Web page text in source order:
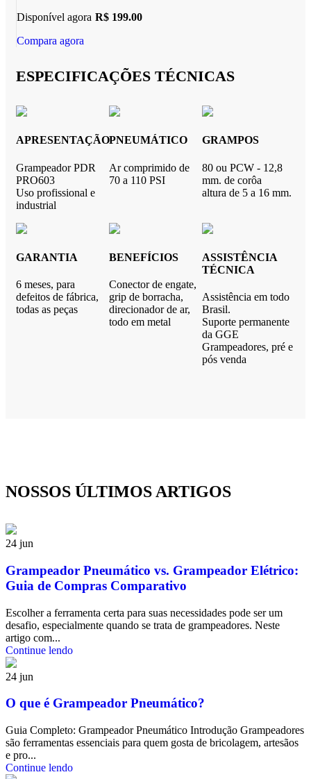
ESPECIFICAÇÕES TÉCNICAS
APRESENTAÇÃO
Grampeador PDR
PRO603
Uso profissional e
industrial
PNEUMÁTICO
Ar comprimido de
70 a 110 PSI
GRAMPOS
80 ou PCW - 12,8
mm. de corôa
altura de 5 a 16 mm.
GARANTIA
6 meses, para
defeitos de fábrica,
todas as peças
BENEFÍCIOS
Conector de engate,
grip de borracha,
direcionador de ar,
todo em metal
ASSISTÊNCIA
TÉCNICA
Assistência em todo
Brasil.
Suporte permanente
da GGE
Grampeadores, pré e
pós venda
Disponível agora R$ 199.00
Compara agora
NOSSOS ÚLTIMOS ARTIGOS
24 jun
Grampeador Pneumático vs. Grampeador Elétrico:
Guia de Compras Comparativo
Escolher a ferramenta certa para suas necessidades pode ser um
desafio, especialmente quando se trata de grampeadores. Neste
artigo com...
Continue lendo
24 jun
O que é Grampeador Pneumático?
Guia Completo: Grampeador Pneumático Introdução Grampeadores
são ferramentas essenciais para quem gosta de bricolagem, artesãos
e pro...
Continue lendo